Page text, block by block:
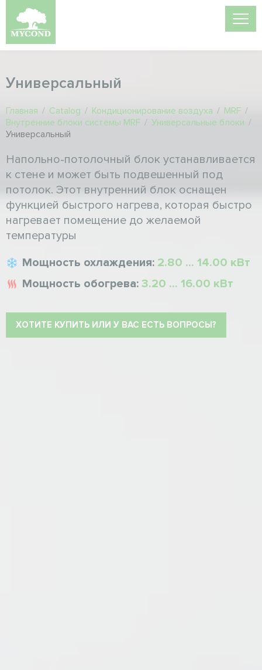
Универсальный
Главная / Catalog / Кондиционирование воздуха / MRF /
Внутренние блоки системы MRF / Универсальные блоки /
Универсальный
Напольно-потолочный блок устанавливается
к стене и может быть подвешенный под
потолок. Этот внутренний блок оснащен
функцией быстрого нагрева, которая быстро
нагревает помещение до желаемой
температуры
Мощность охлаждения: 2.80 ... 14.00 кВт
Мощность обогрева: 3.20 ... 16.00 кВт
ХОТИТЕ КУПИТЬ ИЛИ У ВАС ЕСТЬ ВОПРОСЫ?